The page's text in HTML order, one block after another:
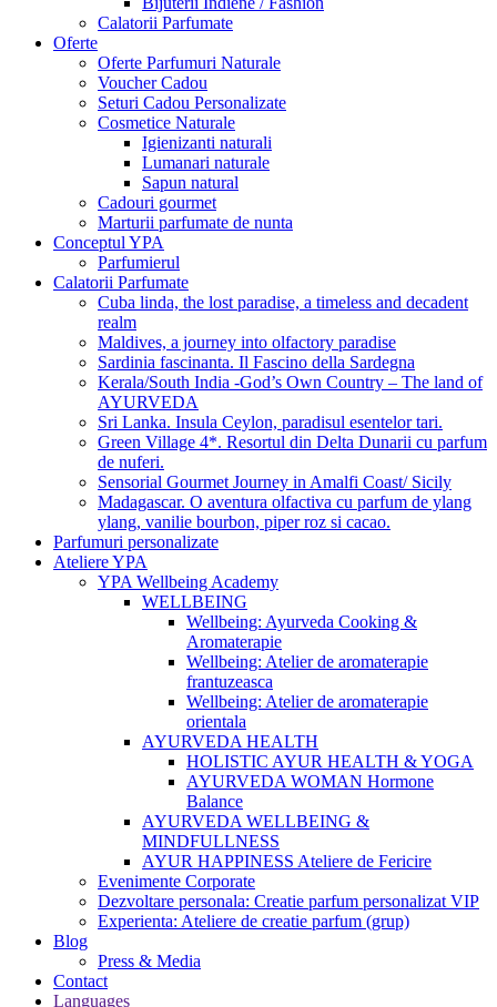
Calatorii Parfumate
Oferte
Oferte Parfumuri Naturale
Voucher Cadou
Seturi Cadou Personalizate
Cosmetice Naturale
Igienizanti naturali
Lumanari naturale
Sapun natural
Cadouri gourmet
Marturii parfumate de nunta
Conceptul YPA
Parfumierul
Calatorii Parfumate
Cuba linda, the lost paradise, a timeless and decadent
realm
Maldives, a journey into olfactory paradise
Sardinia fascinanta. Il Fascino della Sardegna
Kerala/South India -God’s Own Country – The land of
AYURVEDA
Sri Lanka. Insula Ceylon, paradisul esentelor tari.
Green Village 4*. Resortul din Delta Dunarii cu parfum
de nuferi.
Sensorial Gourmet Journey in Amalfi Coast/ Sicily
Madagascar. O aventura olfactiva cu parfum de ylang
ylang, vanilie bourbon, piper roz si cacao.
Parfumuri personalizate
Ateliere YPA
YPA Wellbeing Academy
WELLBEING
Wellbeing: Ayurveda Cooking &
Aromaterapie
Wellbeing: Atelier de aromaterapie
frantuzeasca
Wellbeing: Atelier de aromaterapie
orientala
AYURVEDA HEALTH
HOLISTIC AYUR HEALTH & YOGA
AYURVEDA WOMAN Hormone
Balance
AYURVEDA WELLBEING &
MINDFULLNESS
AYUR HAPPINESS Ateliere de Fericire
Evenimente Corporate
Dezvoltare personala: Creatie parfum personalizat VIP
Experienta: Ateliere de creatie parfum (grup)
Blog
Press & Media
Contact
Languages